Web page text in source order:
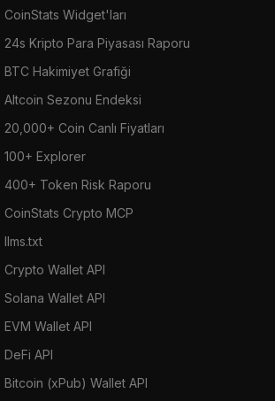
CoinStats Widget'ları
24s Kripto Para Piyasası Raporu
BTC Hakimiyet Grafiği
Altcoin Sezonu Endeksi
20,000+ Coin Canlı Fiyatları
100+ Explorer
400+ Token Risk Raporu
CoinStats Crypto MCP
llms.txt
Crypto Wallet API
Solana Wallet API
EVM Wallet API
DeFi API
Bitcoin (xPub) Wallet API